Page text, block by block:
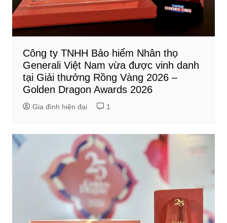
Công ty TNHH Bảo hiểm Nhân thọ
Generali Việt Nam vừa được vinh danh
tại Giải thưởng Rồng Vàng 2026 –
Golden Dragon Awards 2026
Gia đình hiện đại 1